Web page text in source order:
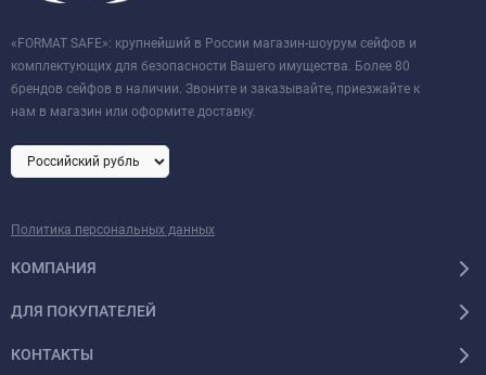
«FORMAT SAFE»: крупнейший в России магазин-шоурум сейфов и
комплектующих для безопасности Вашего имущества. Более 80
брендов сейфов в наличии. Звоните и заказывайте, приезжайте к
нам в магазин или оформите доставку.
Политика персональных данных
КОМПАНИЯ
ДЛЯ ПОКУПАТЕЛЕЙ
КОНТАКТЫ